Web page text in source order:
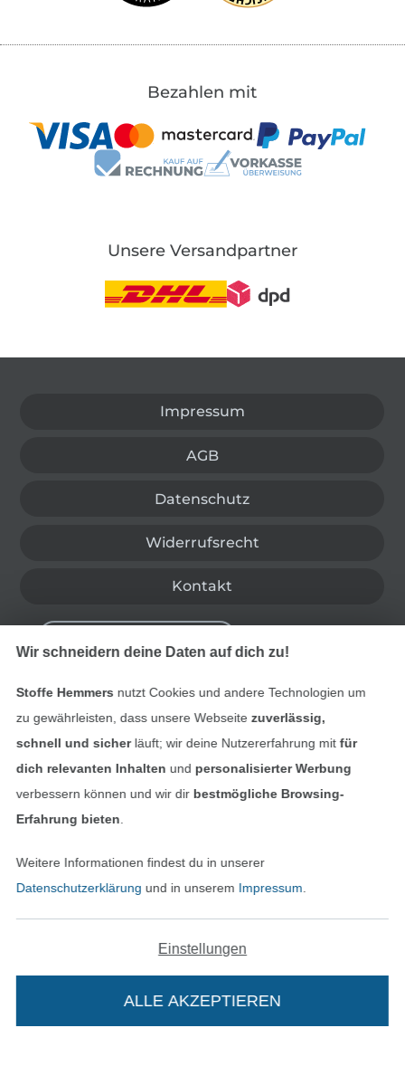
Bezahlen mit
Unsere Versandpartner
Impressum
AGB
Datenschutz
Widerrufsrecht
Kontakt
Alle Preise inkl. der gesetzl. MwSt.
Finde mehr Inspiration
Deutsch
Nederlands
In den niederländischen
(France)
In den
Wir schneidern deine Daten auf dich zu!
Stoffe Hemmers nutzt Cookies und andere Technologien um
zu gewährleisten, dass unsere Webseite zuverlässig,
schnell und sicherläuft; wir deine Nutzererfahrung mitfür
dich relevanten Inhalten und personalisierter Werbung
verbessern können und wir dir bestmögliche Browsing-
Erfahrung bieten
Weitere Informationen findest du in unserer
Datenschutzerklärung und in unserem Impressum
Einstellungen
ALLE AKZEPTIEREN